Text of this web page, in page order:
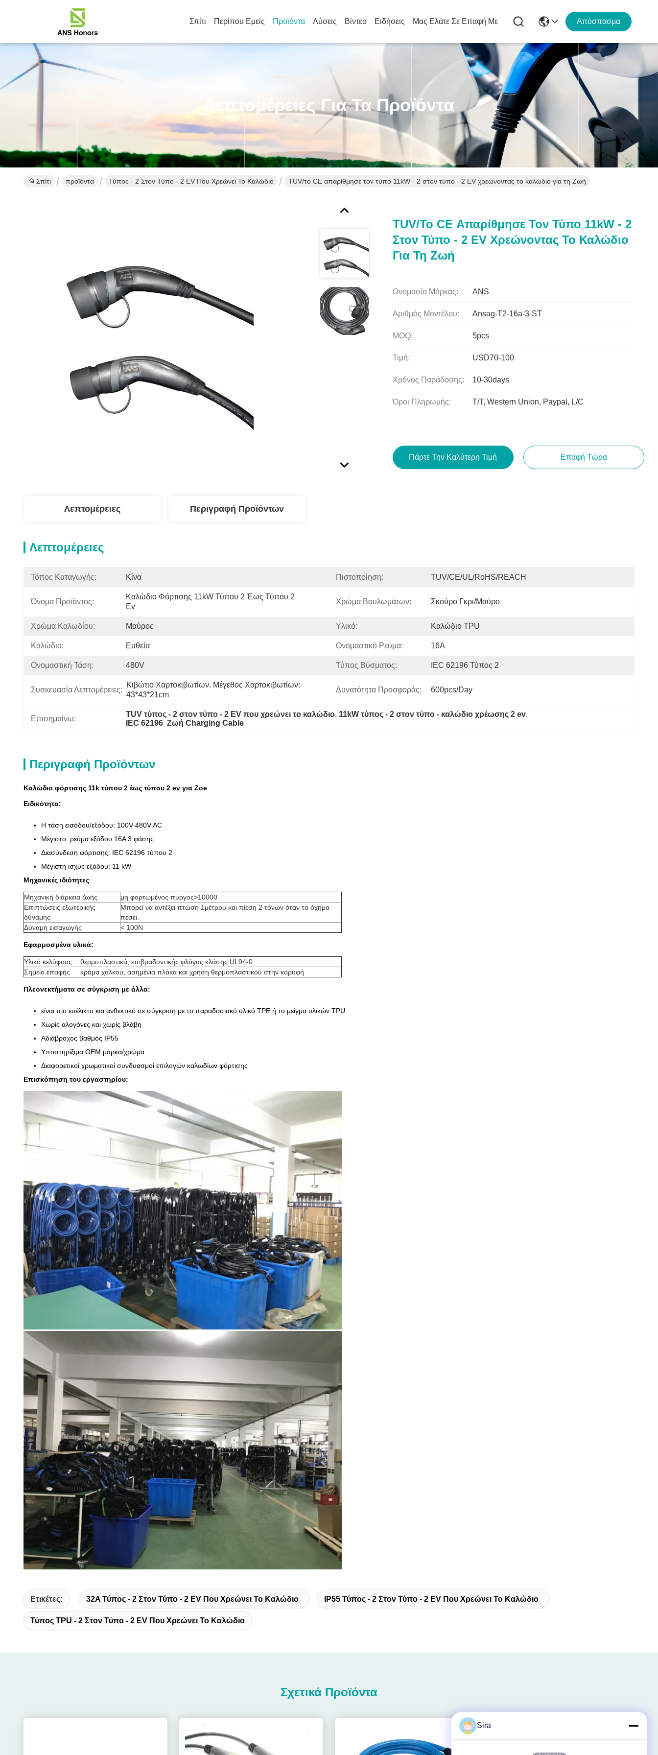
Σπίτι Περίπου Εμείς Προϊόντα Λύσεις Βίντεο Ειδήσεις Μας Ελάτε Σε Επαφή Με Απόσπασμα
Λεπτομέρειες Για Τα Προϊόντα
Σπίτι προϊόντα Τύπος - 2 Στον Τύπο - 2 EV Που Χρεώνει Το Καλώδιο TUV/το CE απαρίθμησε τον τύπο 11kW - 2 στον τύπο - 2 EV χρεώνοντας το καλώδιο για τη Ζωή
TUV/το CE Απαρίθμησε Τον Τύπο 11kW - 2
Στον Τύπο - 2 EV Χρεώνοντας Το Καλώδιο
Για Τη Ζωή
Ονομασία Μάρκας: ANS
Αριθμός Μοντέλου: Ansag-T2-16a-3-ST
MOQ: 5pcs
Τιμή: USD70-100
Χρόνος Παράδοσης: 10-30days
Όροι Πληρωμής: T/T, Western Union, Paypal, L/C
Πάρτε Την Καλύτερη Τιμή Επαφή Τώρα
Λεπτομέρειες Περιγραφή Προϊόντων
Λεπτομέρειες
Τόπος Καταγωγής: Κίνα Πιστοποίηση: TUV/CE/UL/RoHS/REACH
Όνομα Προϊόντος:
Καλώδιο Φόρτισης 11kW Τύπου 2 Έως Τύπου 2
Ev
Χρώμα Βουλωμάτων: Σκούρο Γκρι/Μαύρο
Χρώμα Καλωδίου: Μαύρος Υλικό: Καλώδιο TPU
Καλώδιο: Ευθεία Ονομαστικό Ρεύμα: 16Α
Ονομαστική Τάση: 480V Τύπος Βύσματος: IEC 62196 Τύπος 2
Συσκευασία Λεπτομέρειες:
Κιβώτιο Χαρτοκιβωτίων. Μέγεθος Χαρτοκιβωτίων:
43*43*21cm
Δυνατότητα Προσφοράς: 600pcs/day
Επισημαίνω:
TUV τύπος - 2 στον τύπο - 2 EV που χρεώνει το καλώδιο, 11kW τύπος - 2 στον τύπο - καλώδιο χρέωσης 2 ev,
IEC 62196  Ζωή Charging Cable
Περιγραφή Προϊόντων
Καλώδιο φόρτισης 11k τύπου 2 έως τύπου 2 ev για Zoe
Ειδικότητα:
Η τάση εισόδου/εξόδου: 100V-480V AC
Μέγιστο: ρεύμα εξόδου 16A 3 φάσης
Διασύνδεση φόρτισης: IEC 62196 τύπου 2
Μέγιστη ισχύς εξόδου: 11 kW
Μηχανικές ιδιότητες:
Μηχανική διάρκεια ζωής
μη φορτωμένος πύργος>10000
Επιπτώσεις εξωτερικής
δύναμης
Μπορεί να αντέξει πτώση 1μέτρου και πίεση 2 τόνων όταν το όχημα
πέσει.
Δύναμη εισαγωγής
< 100N
Εφαρμοσμένα υλικά:
Υλικό κελύφους
θερμοπλαστικά, επιβραδυντικής φλόγας κλάσης UL94-0
Σημείο επαφής
κράμα χαλκού, ασημένια πλάκα και χρήση θερμοπλαστικού στην κορυφή
Πλεονεκτήματα σε σύγκριση με άλλα:
είναι πιο ευέλικτο και ανθεκτικό σε σύγκριση με το παραδοσιακό υλικό TPE ή το μείγμα υλικών TPU.
Χωρίς αλογόνες και χωρίς βλάβη
Αδιάβροχος βαθμός IP55
Υποστηρίξιμα OEM μάρκα/χρώμα
Διαφορετικοί χρωματικοί συνδυασμοί επιλογών καλωδίων φόρτισης
Επισκόπηση του εργαστηρίου:
Ετικέτες: 32A Τύπος - 2 Στον Τύπο - 2 EV Που Χρεώνει Το Καλώδιο IP55 Τύπος - 2 Στον Τύπο - 2 EV Που Χρεώνει Το Καλώδιο
Τύπος TPU - 2 Στον Τύπο - 2 EV Που Χρεώνει Το Καλώδιο
Σχετικά Προϊόντα
Sira